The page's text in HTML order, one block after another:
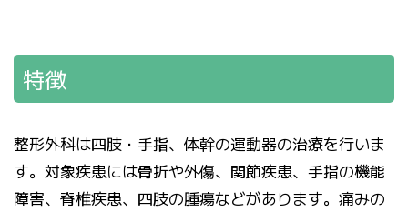
特徴
整形外科は四肢・手指、体幹の運動器の治療を行いま
す。対象疾患には骨折や外傷、関節疾患、手指の機能
障害、脊椎疾患、四肢の腫瘍などがあります。痛みの